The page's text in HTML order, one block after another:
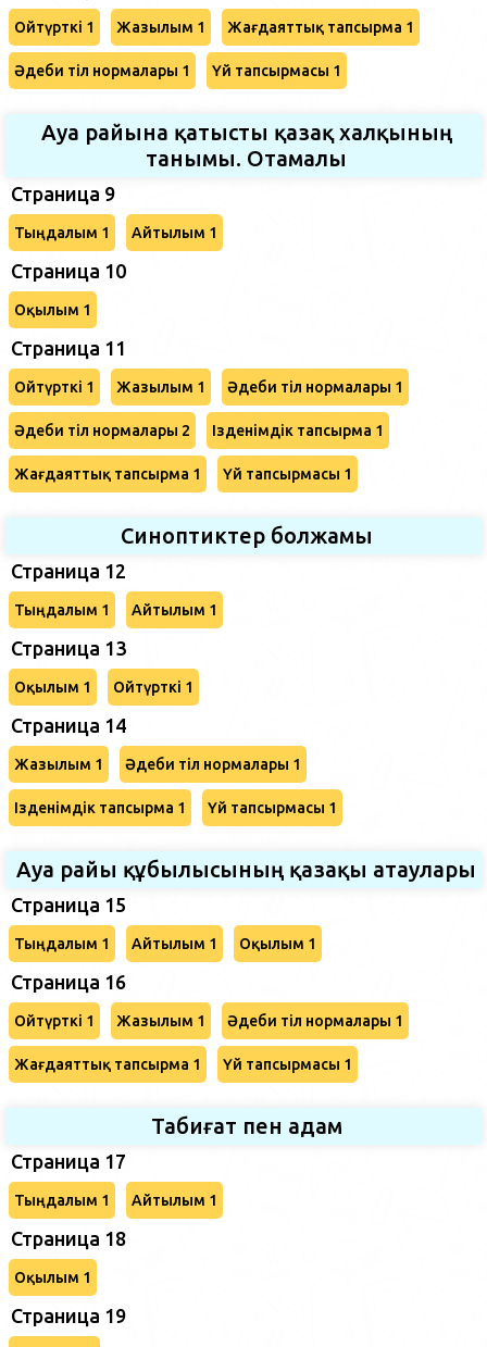
Ойтүрткі 1 Жазылым 1 Жағдаяттық тапсырма 1
Әдеби тіл нормалары 1 Үй тапсырмасы 1
Ауа райына қатысты қазақ халқының
танымы. Отамалы
Страница 9
Тыңдалым 1 Айтылым 1
Страница 10
Оқылым 1
Страница 11
Ойтүрткі 1 Жазылым 1 Әдеби тіл нормалары 1
Әдеби тіл нормалары 2 Ізденімдік тапсырма 1
Жағдаяттық тапсырма 1 Үй тапсырмасы 1
Синоптиктер болжамы
Страница 12
Тыңдалым 1 Айтылым 1
Страница 13
Оқылым 1 Ойтүрткі 1
Страница 14
Жазылым 1 Әдеби тіл нормалары 1
Ізденімдік тапсырма 1 Үй тапсырмасы 1
Ауа райы құбылысының қазақы атаулары
Страница 15
Тыңдалым 1 Айтылым 1 Оқылым 1
Страница 16
Ойтүрткі 1 Жазылым 1 Әдеби тіл нормалары 1
Жағдаяттық тапсырма 1 Үй тапсырмасы 1
Табиғат пен адам
Страница 17
Тыңдалым 1 Айтылым 1
Страница 18
Оқылым 1
Страница 19